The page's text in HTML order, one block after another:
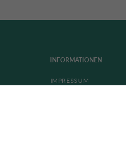
INFORMATIONEN
IMPRESSUM